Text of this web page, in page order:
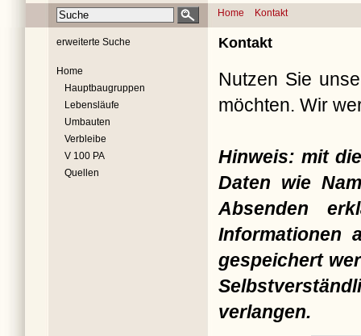
Home Kontakt
erweiterte Suche
Home
Hauptbaugruppen
Lebensläufe
Umbauten
Verbleibe
V 100 PA
Quellen
Kontakt
Nutzen Sie
möchten. Wir
Hinweis: mit
Daten wie
Absenden
Informationen
gespeichert
verlangen.